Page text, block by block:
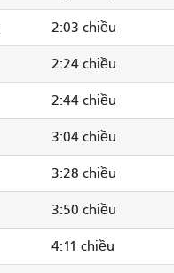
2:03 chiều
2:24 chiều
2:44 chiều
3:04 chiều
3:28 chiều
3:50 chiều
4:11 chiều